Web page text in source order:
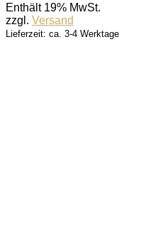
Enthält 19% MwSt.
zzgl. Versand
Lieferzeit: ca. 3-4 Werktage